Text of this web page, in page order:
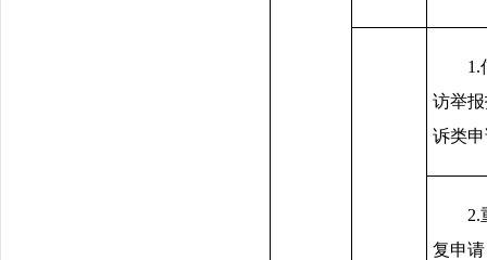
1.
访举
诉类
2.
复申请